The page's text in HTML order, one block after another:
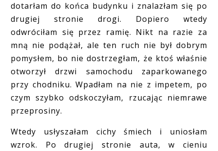
dotarłam do końca budynku i znalazłam się po
drugiej stronie drogi. Dopiero wtedy
odwróciłam się przez ramię. Nikt na razie za
mną nie podążał, ale ten ruch nie był dobrym
pomysłem, bo nie dostrzegłam, że ktoś właśnie
otworzył drzwi samochodu zaparkowanego
przy chodniku. Wpadłam na nie z impetem, po
czym szybko odskoczyłam, rzucając niemrawe
przeprosiny.
Wtedy usłyszałam cichy śmiech i uniosłam
wzrok. Po drugiej stronie auta, w cieniu